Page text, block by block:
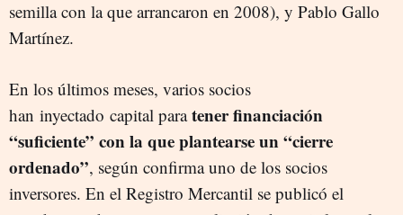
semilla con la que arrancaron en 2008), y Pablo Gallo
Martínez.
En los últimos meses, varios socios
han inyectado capital paratener financiación
“suficiente” con la que plantearse un “cierre
ordenado”, según confirma uno de los socios
inversores. En el Registro Mercantil se publicó el